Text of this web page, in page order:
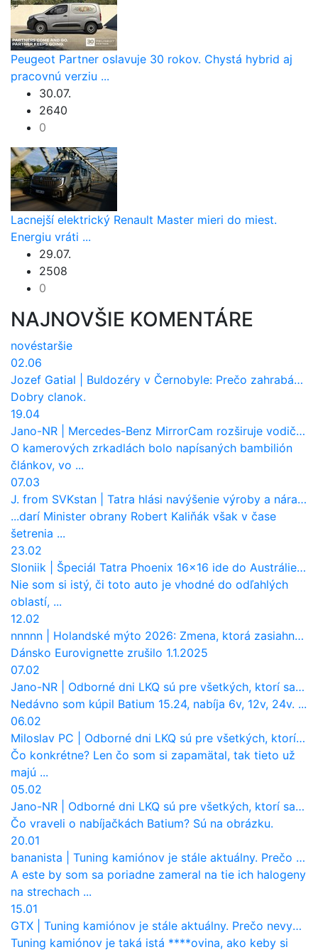
Peugeot Partner oslavuje 30 rokov. Chystá hybrid aj
pracovnú verziu ...
30.07.
2640
0
Lacnejší elektrický Renault Master mieri do miest.
Energiu vráti ...
29.07.
2508
0
NAJNOVŠIE KOMENTÁRE
novéstaršie
02.06
Jozef Gatial
Buldozéry v Černobyle: Prečo zahrabávali Červený les pod zem?
Dobry clanok.
19.04
Jano-NR
Mercedes-Benz MirrorCam rozširuje vodičovi výhľad a uberá autobusom odpor vzduchu
O kamerových zrkadlách bolo napísaných bambilión
článkov, vo ...
07.03
J. from SVKstan
Tatra hlási navýšenie výroby a nárast tržieb. Ktorí odberatelia sú kľúčoví?
...darí Minister obrany Robert Kaliňák však v čase
šetrenia ...
23.02
Sloniik
Špeciál Tatra Phoenix 16×16 ide do Austrálie. Na čo bude slúžiť?
Nie som si istý, či toto auto je vhodné do odľahlých
oblastí, ...
12.02
nnnnn
Holandské mýto 2026: Zmena, ktorá zasiahne slovenských dopravcov
Dánsko Eurovignette zrušilo 1.1.2025
07.02
Jano-NR
Odborné dni LKQ sú pre všetkých, ktorí sa chcú dozvedieť niečo viac
Nedávno som kúpil Batium 15.24, nabíja 6v, 12v, 24v. ...
06.02
Miloslav PC
Odborné dni LKQ sú pre všetkých, ktorí sa chcú dozvedieť niečo viac
Čo konkrétne? Len čo som si zapamätal, tak tieto už
majú ...
05.02
Jano-NR
Odborné dni LKQ sú pre všetkých, ktorí sa chcú dozvedieť niečo viac
Čo vraveli o nabíjačkách Batium? Sú na obrázku.
20.01
bananista
Tuning kamiónov je stále aktuálny. Prečo nevyhynul ako pri osobákoch?
A este by som sa poriadne zameral na tie ich halogeny
na strechach ...
15.01
GTX
Tuning kamiónov je stále aktuálny. Prečo nevyhynul ako pri osobákoch?
Tuning kamiónov je taká istá ****ovina, ako keby si